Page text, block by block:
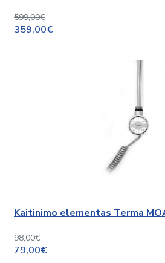
599,00€
359,00€
Kaitinimo elementas Terma
98,00€
79,00€